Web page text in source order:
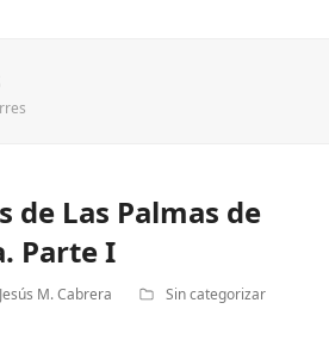
de Las Palmas de
Parte I
Jesús M. Cabrera
Sin categorizar